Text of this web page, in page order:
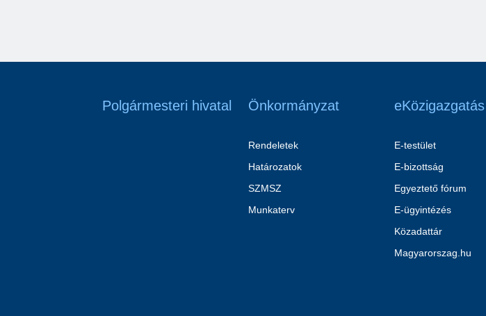
Polgármesteri hivatal Önkormányzat
Rendeletek
Határozatok
SZMSZ
Munkaterv
eKözigazgatás
E-testület
E-bizottság
Egyeztető fórum
E-ügyintézés
Közadattár
Magyarorszag.hu